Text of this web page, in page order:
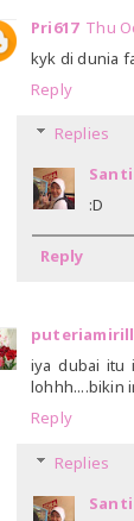
Pri617 Thu
kyk di dunia
Reply
Replies
:D
Reply
iya dubai itu
lohhh....bikin
Reply
Replies